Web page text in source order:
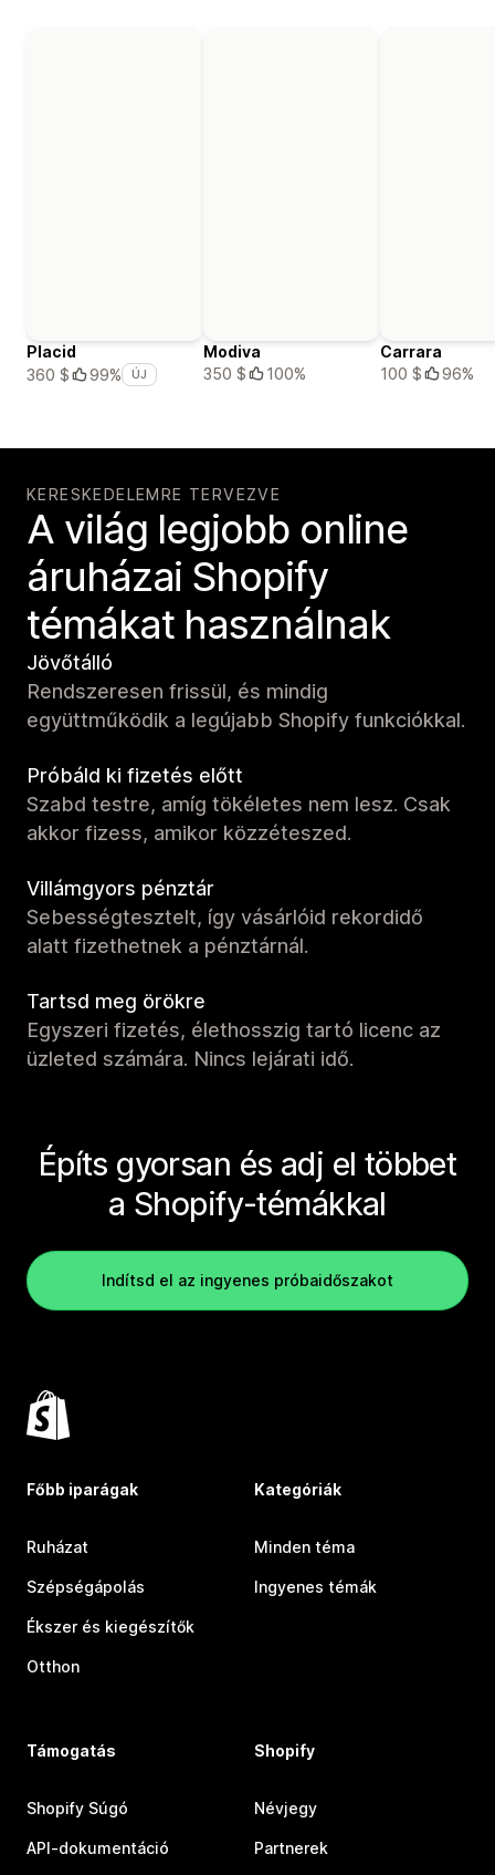
Placid
360 $
99% ÚJ
Modiva
350 $
100%
Carrara
100 $
96%
KERESKEDELEMRE TERVEZVE
A világ legjobb online
áruházai Shopify
témákat használnak
Jövőtálló
Rendszeresen frissül, és mindig
együttműködik a legújabb Shopify funkciókkal.
Próbáld ki fizetés előtt
Szabd testre, amíg tökéletes nem lesz. Csak
akkor fizess, amikor közzéteszed.
Villámgyors pénztár
Sebességtesztelt, így vásárlóid rekordidő
alatt fizethetnek a pénztárnál.
Tartsd meg örökre
Egyszeri fizetés, élethosszig tartó licenc az
üzleted számára. Nincs lejárati idő.
Építs gyorsan és adj el többet
a Shopify-témákkal
Indítsd el az ingyenes próbaidőszakot
Főbb iparágak
Ruházat
Szépségápolás
Ékszer és kiegészítők
Otthon
Kategóriák
Minden téma
Ingyenes témák
Támogatás
Shopify Súgó
API-dokumentáció
Shopify
Névjegy
Partnerek